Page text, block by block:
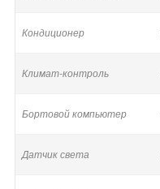
Кондиционер
Климат-контроль
Бортовой компьютер
Датчик света